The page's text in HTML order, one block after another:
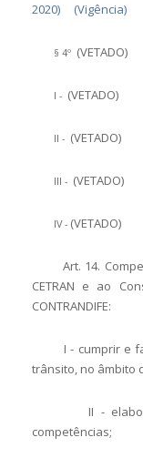
2020)
(Vigência)
§ 4º (VETADO)
I - (VETADO)
II - (VETADO)
III - (VETADO)
IV - (VETADO)
Art. 14.
CETRAN e ao
CONTRANDIFE:
I - cumprir e
trânsito, no âmbito
II - elaborar
competências;